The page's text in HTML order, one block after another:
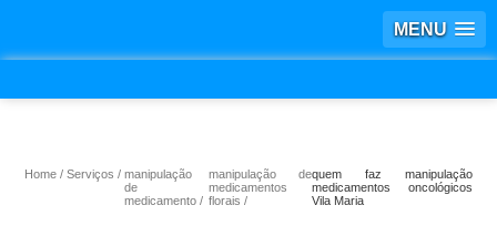
MENU
Home Serviços
manipulação
de
medicamento
manipulação de
medicamentos
florais
quem faz manipulação
medicamentos oncológicos
Vila Maria